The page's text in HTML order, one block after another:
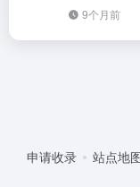
9个月前
申请收录 站点地